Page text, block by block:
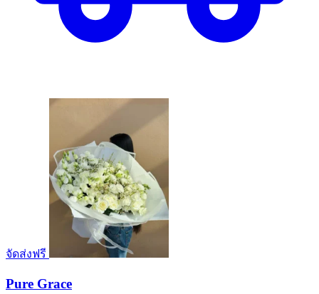
จัดส่งฟรี
Pure Grace